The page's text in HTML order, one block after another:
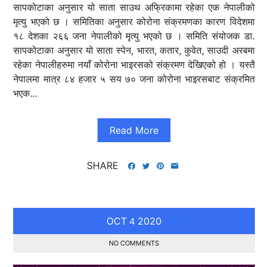
सापकोटाका अनुसार यो साता साउथ अफ्रिकामा रहेका एक नेपालीको
मृत्यु भएको छ । समितिका अनुसार कोरोना संक्रमणका कारण विदेशमा
१८ देशका २६६ जना नेपालीको मृत्यु भएको छ । समिति संयोजक डा.
सापकोटाका अनुसार यो साता स्पेन, भारत, कतार, कुवेत, साउदी अरबमा
रहेका नेपालीहरुमा नयाँ कोरोना भाइरसको संक्रमण देखिएको हो । यस्तै
नेपालमा मात्र ८४ हजार ५ सय ७० जना कोरोना भाइरसबाट संक्रमित
भएक...
Read More
SHARE
OCT 4 2020
NO COMMENTS